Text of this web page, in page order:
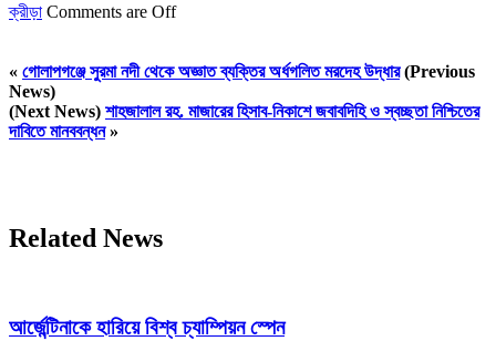
ক্রীড়া Comments are Off
« গোলাপগঞ্জে সুরমা নদী থেকে অজ্ঞাত ব্যক্তির অর্ধগলিত মরদেহ উদ্ধার(Previous
News)
(Next News) শাহজালাল রহ. মাজারের হিসাব-নিকাশে জবাবদিহি ও স্বচ্ছতা নিশ্চিতের
দাবিতে মানববন্ধন»
Related News
আর্জেন্টিনাকে হারিয়ে বিশ্ব চ্যাম্পিয়ন স্পেন